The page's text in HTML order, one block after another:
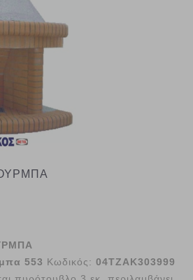
553 Κωδικός: 04ΤΖΑΚ303999